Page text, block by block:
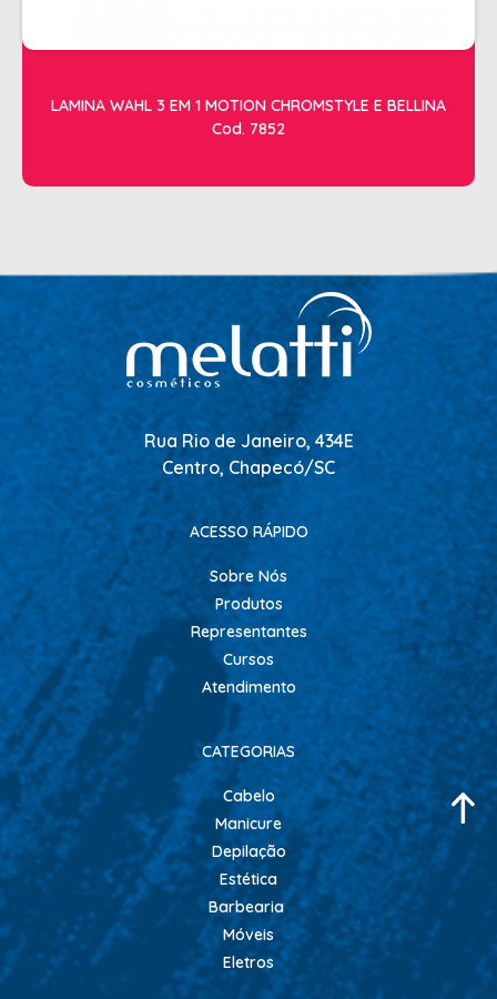
LAMINA WAHL 3 EM 1 MOTION CHROMSTYLE E BELLINA
Cod. 7852
Rua Rio de Janeiro, 434E
Centro, Chapecó/SC
ACESSO RÁPIDO
Sobre Nós
Produtos
Representantes
Cursos
Atendimento
CATEGORIAS
Cabelo
Manicure
Depilação
Estética
Barbearia
Móveis
Eletros